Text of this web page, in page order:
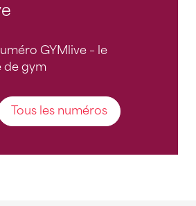
GYMlive – le
de gym
Tous les numéros